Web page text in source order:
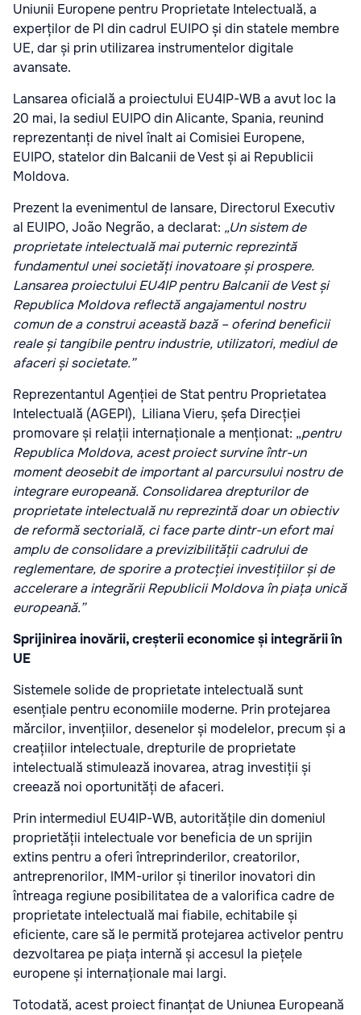
Uniunii Europene pentru Proprietate Intelectuală, a
experților de PI din cadrul EUIPO și din statele membre
UE, dar și prin utilizarea instrumentelor digitale
avansate.
Lansarea oficială a proiectului EU4IP-WB a avut loc la
20 mai, la sediul EUIPO din Alicante, Spania, reunind
reprezentanți de nivel înalt ai Comisiei Europene,
EUIPO, statelor din Balcanii de Vest și ai Republicii
Moldova.
Prezent la evenimentul de lansare, Directorul Executiv
al EUIPO, João Negrão, a declarat: „Un sistem de
proprietate intelectuală mai puternic reprezintă
fundamentul unei societăți inovatoare și prospere.
Lansarea proiectului EU4IP pentru Balcanii de Vest și
Republica Moldova reflectă angajamentul nostru
comun de a construi această bază – oferind beneficii
reale și tangibile pentru industrie, utilizatori, mediul de
afaceri și societate.”
Reprezentantul Agenției de Stat pentru Proprietatea
Intelectuală (AGEPI), Liliana Vieru, șefa Direcției
promovare și relații internaționale a menționat: „pentru
Republica Moldova, acest proiect survine într-un
moment deosebit de important al parcursului nostru de
integrare europeană. Consolidarea drepturilor de
proprietate intelectuală nu reprezintă doar un obiectiv
de reformă sectorială, ci face parte dintr-un efort mai
amplu de consolidare a previzibilității cadrului de
reglementare, de sporire a protecției investițiilor și de
accelerare a integrării Republicii Moldova în piața unică
europeană.”
Sprijinirea inovării, creșterii economice și integrării în
UE
Sistemele solide de proprietate intelectuală sunt
esențiale pentru economiile moderne. Prin protejarea
mărcilor, invențiilor, desenelor și modelelor, precum și a
creațiilor intelectuale, drepturile de proprietate
intelectuală stimulează inovarea, atrag investiții și
creează noi oportunități de afaceri.
Prin intermediul EU4IP-WB, autoritățile din domeniul
proprietății intelectuale vor beneficia de un sprijin
extins pentru a oferi întreprinderilor, creatorilor,
antreprenorilor, IMM-urilor și tinerilor inovatori din
întreaga regiune posibilitatea de a valorifica cadre de
proprietate intelectuală mai fiabile, echitabile și
eficiente, care să le permită protejarea activelor pentru
dezvoltarea pe piața internă și accesul la piețele
europene și internaționale mai largi.
Totodată, acest proiect finanțat de Uniunea Europeană